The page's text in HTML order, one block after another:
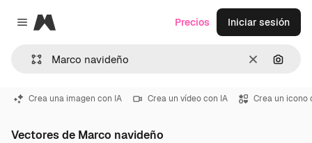
Close menu
Magnific
Borrar
Precios Iniciar sesión
Crea una imagen con IA Crea un vídeo con IA Crea un icono
Vectores de Marco navideño